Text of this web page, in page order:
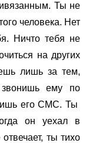
Ты не
человека. Нет
Ничто тебя не
на других
лишь за тем,
ему по
его СМС. Ты
он уехал в
ты тихо